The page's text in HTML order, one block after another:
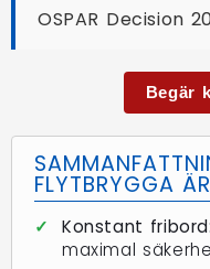
OSPAR Decision
Begär
FLYTBRYGGA
✓ Konstant fribord:
maximal